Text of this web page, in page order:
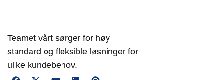
Teamet vårt sørger for høy
standard og fleksible løsninger for
ulike kundebehov.